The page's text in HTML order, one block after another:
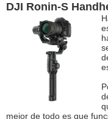
DJI Ronin-S
mejor de todo es que